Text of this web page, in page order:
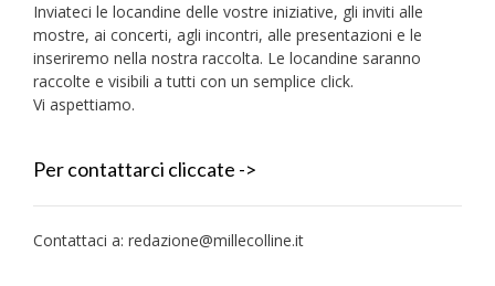
Inviateci le locandine delle vostre iniziative, gli inviti alle
mostre, ai concerti, agli incontri, alle presentazioni e le
inseriremo nella nostra raccolta. Le locandine saranno
raccolte e visibili a tutti con un semplice click.
Vi aspettiamo.
Per contattarci cliccate ->
Contattaci a: redazione@millecolline.it